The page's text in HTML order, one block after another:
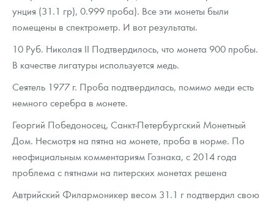
Ювелирные изделия
Русская нумизматика
Наборы подарочных и коллекционных монет
Монеты и жетоны из недрагоценных металлов
Книги по нумизматике
Положение по обработке и защите персональных данных
унция (31.1 гр), 0.999 проба). Все эти монеты были
помещены в спектрометр. И вот результаты.
10 Руб. Николая II Подтвердилось, что монета 900 пробы.
В качестве лигатуры используется медь.
Сеятель 1977 г. Проба подтвердилась, помимо меди есть
немного серебра в монете.
Георгий Победоносец, Санкт-Петербургский Монетный
Дом. Несмотря на пятна на монете, проба в норме. По
неофициальным комментариям Гознака, с 2014 года
проблема с пятнами на питерских монетах решена
Автрийский Филармоникер весом 31.1 г подтвердил свою